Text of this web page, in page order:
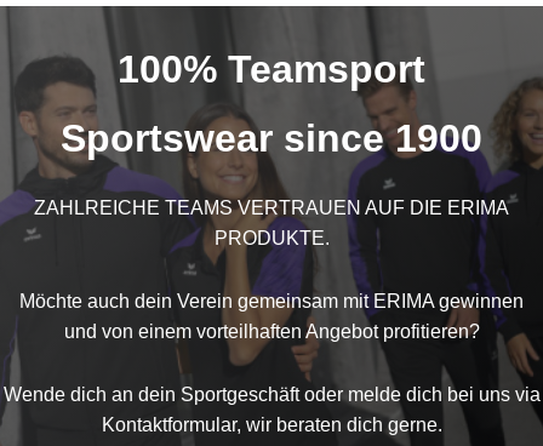
100% Teamsport
Sportswear since 1900
ZAHLREICHE TEAMS VERTRAUEN AUF DIE ERIMA
PRODUKTE.
Möchte auch dein Verein gemeinsam mit ERIMA gewinnen
und von einem vorteilhaften Angebot profitieren?
Wende dich an dein Sportgeschäft oder melde dich bei uns via
Kontaktformular, wir beraten dich gerne.